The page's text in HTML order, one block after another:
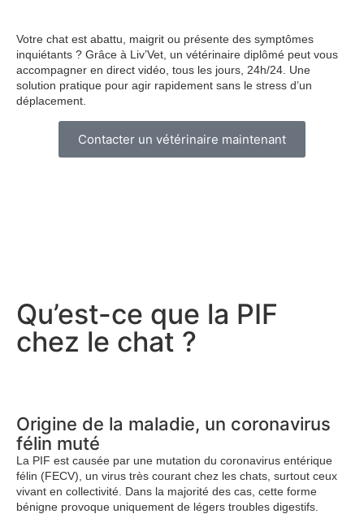
Votre chat est abattu, maigrit ou présente des symptômes
inquiétants ? Grâce à Liv’Vet, un vétérinaire diplômé peut vous
accompagner en direct vidéo, tous les jours, 24h/24. Une
solution pratique pour agir rapidement sans le stress d’un
déplacement.
Contacter un vétérinaire maintenant
Qu’est-ce que la PIF
chez le chat ?
Origine de la maladie, un coronavirus
félin muté
La PIF est causée par une mutation du coronavirus entérique
félin (FECV), un virus très courant chez les chats, surtout ceux
vivant en collectivité. Dans la majorité des cas, cette forme
bénigne provoque uniquement de légers troubles digestifs.